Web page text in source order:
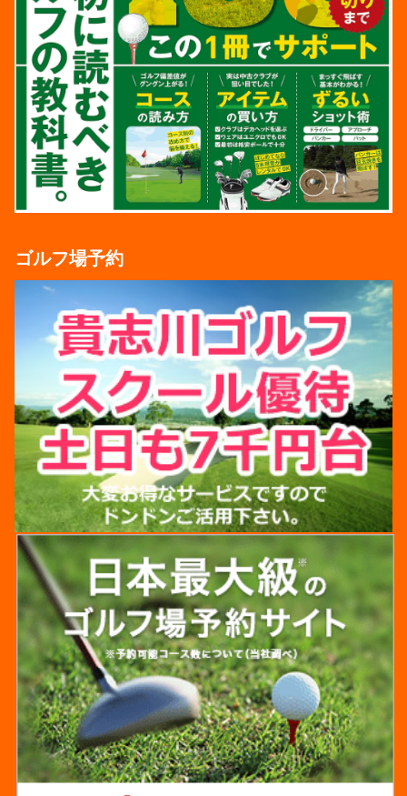
ゴルフ場予約